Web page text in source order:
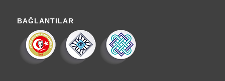
BAĞLANTILAR